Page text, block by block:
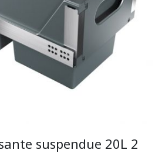
suspendue 20L 2